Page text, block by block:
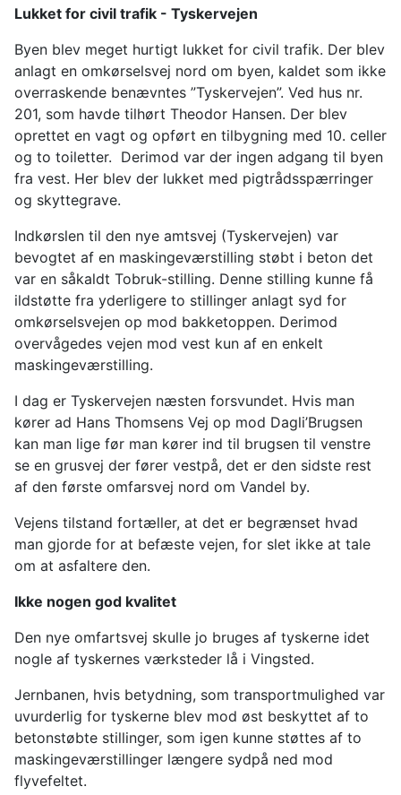
Lukket for civil trafik - Tyskervejen
Byen blev meget hurtigt lukket for civil trafik. Der blev
anlagt en omkørselsvej nord om byen, kaldet som ikke
overraskende benævntes ”Tyskervejen”. Ved hus nr.
201, som havde tilhørt Theodor Hansen. Der blev
oprettet en vagt og opført en tilbygning med 10. celler
og to toiletter. Derimod var der ingen adgang til byen
fra vest. Her blev der lukket med pigtrådsspærringer
og skyttegrave.
Indkørslen til den nye amtsvej (Tyskervejen) var
bevogtet af en maskingeværstilling støbt i beton det
var en såkaldt Tobruk-stilling. Denne stilling kunne få
ildstøtte fra yderligere to stillinger anlagt syd for
omkørselsvejen op mod bakketoppen. Derimod
overvågedes vejen mod vest kun af en enkelt
maskingeværstilling.
I dag er Tyskervejen næsten forsvundet. Hvis man
kører ad Hans Thomsens Vej op mod Dagli’Brugsen
kan man lige før man kører ind til brugsen til venstre
se en grusvej der fører vestpå, det er den sidste rest
af den første omfarsvej nord om Vandel by.
Vejens tilstand fortæller, at det er begrænset hvad
man gjorde for at befæste vejen, for slet ikke at tale
om at asfaltere den.
Ikke nogen god kvalitet
Den nye omfartsvej skulle jo bruges af tyskerne idet
nogle af tyskernes værksteder lå i Vingsted.
Jernbanen, hvis betydning, som transportmulighed var
uvurderlig for tyskerne blev mod øst beskyttet af to
betonstøbte stillinger, som igen kunne støttes af to
maskingeværstillinger længere sydpå ned mod
flyvefeltet.